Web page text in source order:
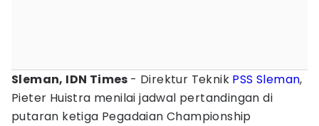
Sleman, IDN Times - Direktur Teknik PSS Sleman,
Pieter Huistra menilai jadwal pertandingan di
putaran ketiga Pegadaian Championship